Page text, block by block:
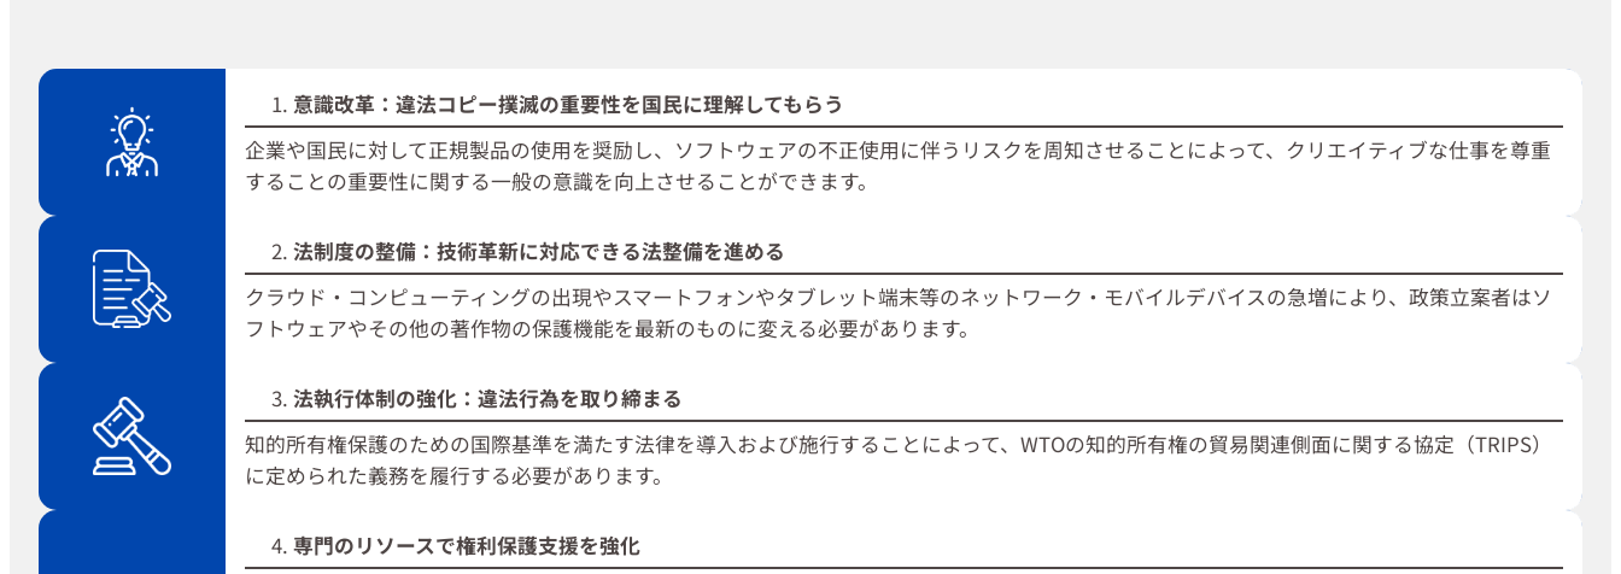
意識改革：違法コピー撲滅の重要性を国民に理解してもらう
企業や国民に対して正規製品の使用を奨励し、ソフトウェアの不正使用に伴うリスクを周知させることによって、クリエイティブな仕事を尊重
することの重要性に関する一般の意識を向上させることができます。
法制度の整備：技術革新に対応できる法整備を進める
クラウド・コンピューティングの出現やスマートフォンやタブレット端末等のネットワーク・モバイルデバイスの急増により、政策立案者はソ
フトウェアやその他の著作物の保護機能を最新のものに変える必要があります。
法執行体制の強化：違法行為を取り締まる
知的所有権保護のための国際基準を満たす法律を導入および施行することによって、WTOの知的所有権の貿易関連側面に関する協定（TRIPS）
に定められた義務を履行する必要があります。
専門のリソースで権利保護支援を強化